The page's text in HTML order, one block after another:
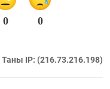
0 0
Таны IP: (216.73.216.198)